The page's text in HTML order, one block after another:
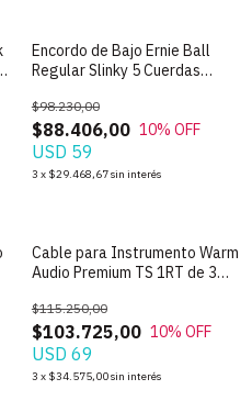
Encordo de Bajo Ernie Ball
Regular Slinky 5 Cuerdas
$88.406,00
$98.230,00
10% OFF
USD 59
3 x $29.468,67sin interés
Cable para Instrumento Warm
Audio Premium TS 1RT de 3
$103.725,00
$115.250,00
10% OFF
USD 69
3 x $34.575,00sin interés